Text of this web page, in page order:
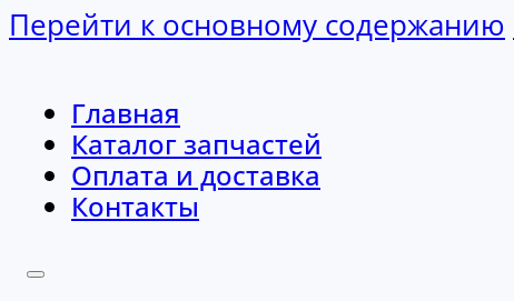
Перейти к основному содержанию
Главная
Каталог запчастей
Оплата и доставка
Контакты